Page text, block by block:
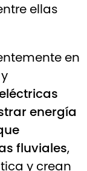
ellas
en
energía
fluviales,
y crean